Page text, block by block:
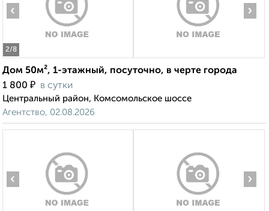
2/8
‹ ›
Дом 50м², 1-этажный, посуточно, в черте города
1 800 ₽ в сутки
Центральный район, Комсомольское шоссе
Агентство, 02.08.2026
‹ ›